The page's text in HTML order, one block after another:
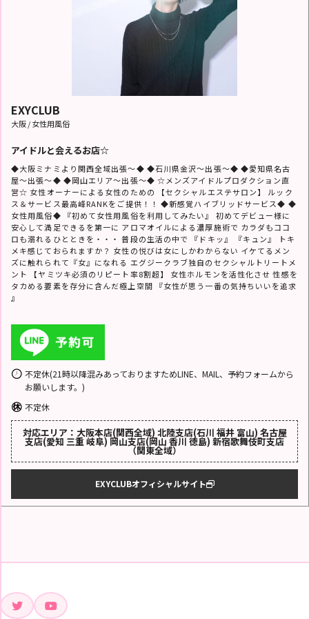
EXYCLUB
大阪 / 女性用風俗
アイドルと会えるお店☆
◆大阪ミナミより関西全域出張～◆ ◆石川県金沢～出張～◆ ◆愛知県名古
屋～出張～◆ ◆岡山エリア～出張～◆ ☆メンズアイドルプロダクション直
営☆ 女性オーナーによる女性のための 【セクシャルエステサロン】 ルック
ス＆サービス最高峰RANKをご提供！！ ◆新感覚ハイブリッドサービス◆ ◆
女性用風俗◆ 『初めて女性用風俗を利用してみたい』 初めてデビュー様に
安心して満足できるを第一に アロマオイルによる濃厚施術で カラダもココ
ロも溺れるひとときを・・・ 普段の生活の中で 『ドキッ』 『キュン』 トキ
メキ感じておられますか？ 女性の悦びは女にしかわからない イケてるメン
ズに触れられて『女』になれる エグジークラブ独自のセクシャルトリートメ
ント 【ヤミツキ必須のリピート率8割超】 女性ホルモンを活性化させ 性感を
タカめる要素を存分に含んだ極上空間 『女性が思う一番の気持ちいいを追求
』
不定休(21時以降混みあっておりますためLINE、MAIL、予約フォームから
お願いします。)
不定休
対応エリア：大阪本店(関西全域) 北陸支店(石川 福井 富山) 名古屋
支店(愛知 三重 岐阜) 岡山支店(岡山 香川 徳島) 新宿歌舞伎町支店
（関東全域）
EXYCLUBオフィシャルサイト